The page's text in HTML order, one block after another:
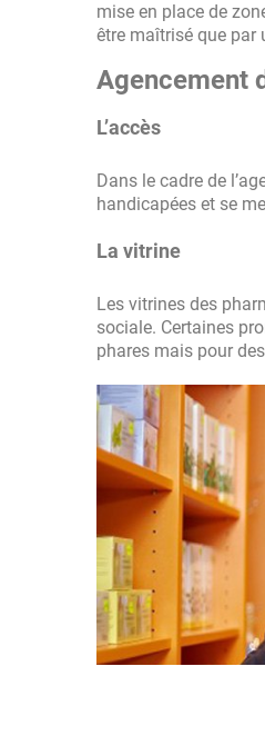
mise en place de
être maîtrisé que par
Agencement
L’accès
Dans le cadre de
handicapées et se
La vitrine
Les vitrines des
sociale. Certaines
phares mais pour